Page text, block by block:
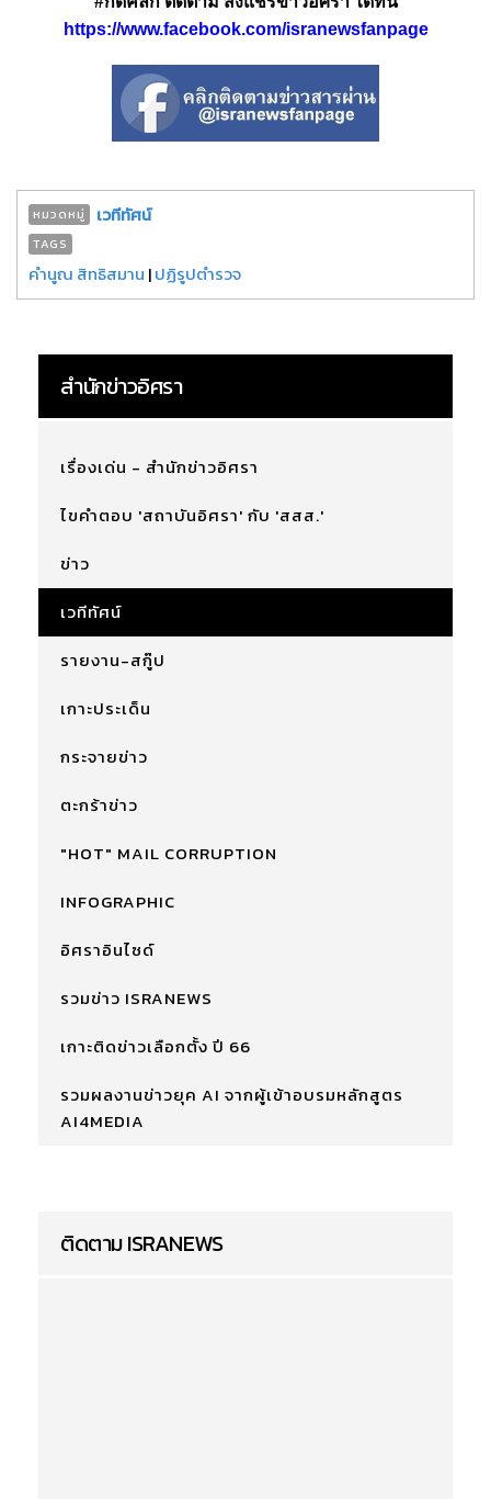
https://www.facebook.com/isranewsfanpage
หมวดหมู่ เวทีทัศน์
TAGS
คำนูณ สิทธิสมาน |ปฏิรูปตำรวจ
สำนักข่าวอิศรา
เรื่องเด่น - สำนักข่าวอิศรา
ไขคำตอบ 'สถาบันอิศรา' กับ 'สสส.'
ข่าว
เวทีทัศน์
รายงาน-สกู๊ป
เกาะประเด็น
กระจายข่าว
ตะกร้าข่าว
"HOT" MAIL CORRUPTION
INFOGRAPHIC
อิศราอินไซด์
รวมข่าว ISRANEWS
เกาะติดข่าวเลือกตั้ง ปี 66
รวมผลงานข่าวยุค AI จากผู้เข้าอบรมหลักสูตร
AI4MEDIA
ติดตาม ISRANEWS